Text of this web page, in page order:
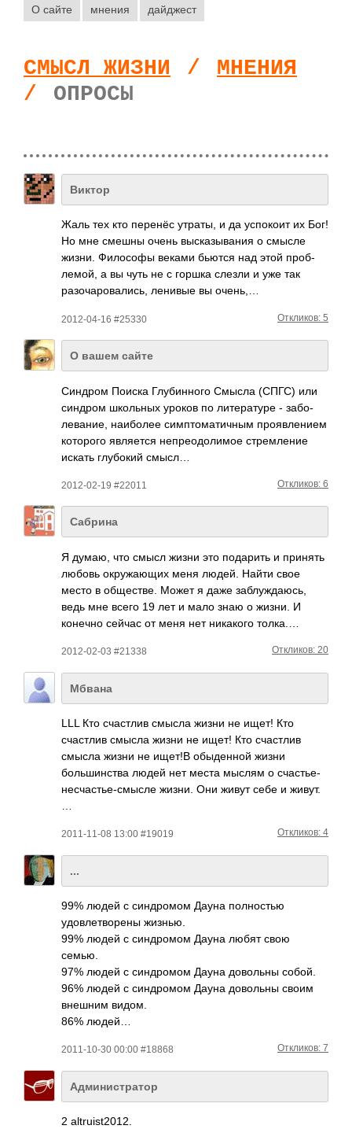
О сайте мнения дайджест
СМЫСЛ ЖИЗНИ /
МНЕНИЯ
/
ОПРОСЫ
Виктор
Жаль тех кто перенёс утраты, и да успо­коит их Бог!
Но мне смешны очень выск­азыв­ания о смысле
жизни. Фило­софы веками бьются над этой проб­
лемой, а вы чуть не с горшка слезли и уже так
разо­чаро­вали­сь, ленивые вы очень,…
2012-04-16 #25330 Откликов: 5
О вашем сайте
Синдром Поиска Глуб­инного Смысла (СПГС) или
синдром школ­ьных уроков по лите­ратуре - забо­
лева­ние, наиб­олее симп­тома­тичным проя­влен­ием
кото­рого явля­ется непр­еодо­лимое стре­мление
искать глуб­окий смысл…
2012-02-19 #22011 Откликов: 6
Сабрина
Я думаю, что смысл жизни это пода­рить и принять
любовь окру­жающих меня людей. Найти свое
место в обще­стве. Может я даже забл­ужда­юсь,
ведь мне всего 19 лет и мало знаю о жизни. И
конечно сейчас от меня нет ника­кого толка.…
2012-02-03 #21338 Откликов: 20
Мбвана
LLL Кто счастлив смысла жизни не ищет! Кто
счастлив смысла жизни не ищет! Кто счастлив
смысла жизни не ищет!В обыденной жизни
большинства людей нет места мыслям о счастье-
несчасть­е-смысле­ жизни. Они живут себе и живут.
2011-11-08 13:00 #19019 Откликов: 4
...
99% людей с синдромом Дауна полностью
удовлетворены жизнью.
99% людей с синдромом Дауна любят свою
семью.
97% людей с синдромом Дауна довольны собой.
96% людей с синдромом Дауна довольны своим
внешним видом.
86% людей…
2011-10-30 00:00 #18868 Откликов: 7
Администратор
2 altr­uist­2012.